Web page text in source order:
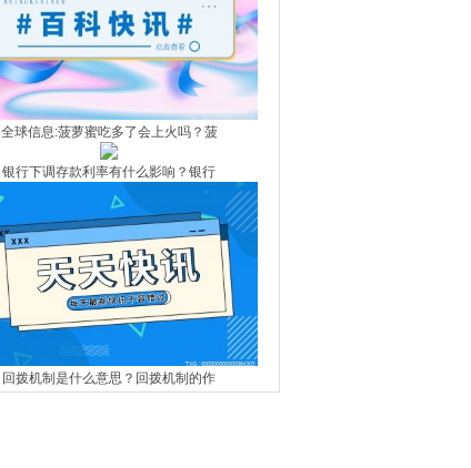
全球信息:菠萝蜜吃多了会上火吗？菠
银行下调存款利率有什么影响？银行
回拨机制是什么意思？回拨机制的作